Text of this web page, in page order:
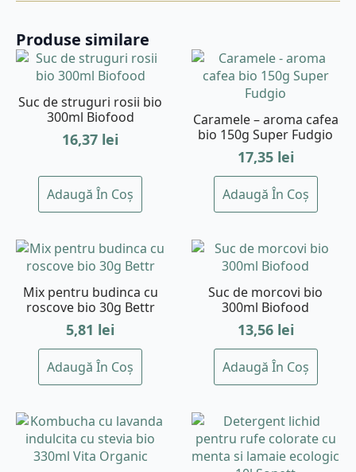
Produse similare
Suc de struguri rosii bio
300ml Biofood
16,37 lei
Adaugă În Coș
Caramele – aroma cafea
bio 150g Super Fudgio
17,35 lei
Adaugă În Coș
Mix pentru budinca cu
roscove bio 30g Bettr
5,81 lei
Adaugă În Coș
Suc de morcovi bio
300ml Biofood
13,56 lei
Adaugă În Coș